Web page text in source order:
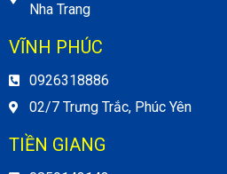
Nha Trang
VĨNH PHÚC
0926318886
02/7 Trưng Trắc, Phúc Yên
TIỀN GIANG